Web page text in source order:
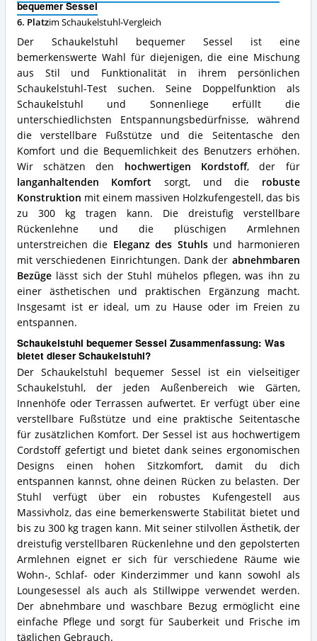
bequemer Sessel
6. Platzim Schaukelstuhl-Vergleich
Der Schaukelstuhl bequemer Sessel ist eine
bemerkenswerte Wahl für diejenigen, die eine Mischung
aus Stil und Funktionalität in ihrem persönlichen
Schaukelstuhl-Test suchen. Seine Doppelfunktion als
Schaukelstuhl und Sonnenliege erfüllt die
unterschiedlichsten Entspannungsbedürfnisse, während
die verstellbare Fußstütze und die Seitentasche den
Komfort und die Bequemlichkeit des Benutzers erhöhen.
Wir schätzen den hochwertigen Kordstoff, der für
langanhaltenden Komfort sorgt, und die robuste
Konstruktion mit einem massiven Holzkufengestell, das bis
zu 300 kg tragen kann. Die dreistufig verstellbare
Rückenlehne und die plüschigen Armlehnen
unterstreichen die Eleganz des Stuhlsund harmonieren
mit verschiedenen Einrichtungen. Dank der abnehmbaren
Bezügelässt sich der Stuhl mühelos pflegen, was ihn zu
einer ästhetischen und praktischen Ergänzung macht.
Insgesamt ist er ideal, um zu Hause oder im Freien zu
entspannen.
Schaukelstuhl bequemer Sessel Zusammenfassung: Was
bietet dieser Schaukelstuhl?
Der Schaukelstuhl bequemer Sessel ist ein vielseitiger
Schaukelstuhl, der jeden Außenbereich wie Gärten,
Innenhöfe oder Terrassen aufwertet. Er verfügt über eine
verstellbare Fußstütze und eine praktische Seitentasche
für zusätzlichen Komfort. Der Sessel ist aus hochwertigem
Cordstoff gefertigt und bietet dank seines ergonomischen
Designs einen hohen Sitzkomfort, damit du dich
entspannen kannst, ohne deinen Rücken zu belasten. Der
Stuhl verfügt über ein robustes Kufengestell aus
Massivholz, das eine bemerkenswerte Stabilität bietet und
bis zu 300 kg tragen kann. Mit seiner stilvollen Ästhetik, der
dreistufig verstellbaren Rückenlehne und den gepolsterten
Armlehnen eignet er sich für verschiedene Räume wie
Wohn-, Schlaf- oder Kinderzimmer und kann sowohl als
Loungesessel als auch als Stillwippe verwendet werden.
Der abnehmbare und waschbare Bezug ermöglicht eine
einfache Pflege und sorgt für Sauberkeit und Frische im
täglichen Gebrauch.
spricht
für
diesen
Schaukelstuhl?